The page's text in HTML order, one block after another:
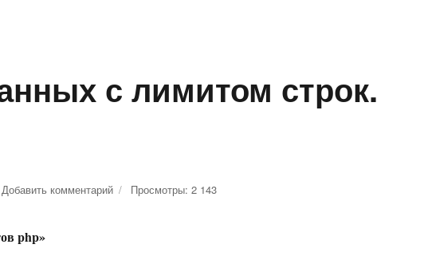
с лимитом строк.
Добавить комментарий Просмотры: 2 143
php»